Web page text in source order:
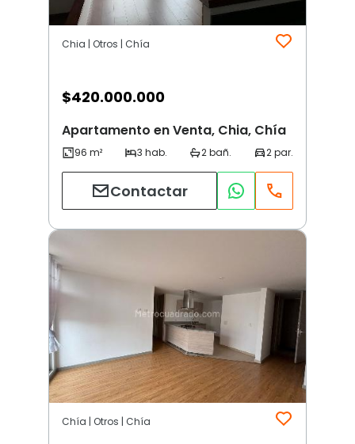
Chia | Otros | Chía
$420.000.000
Apartamento en Venta, Chia, Chía
Contactar
Chía | Otros | Chía